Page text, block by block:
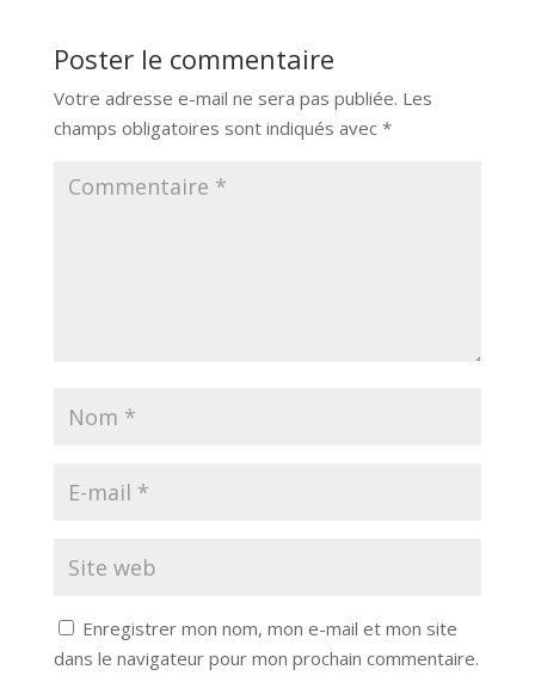
Poster le commentaire
Votre adresse e-mail ne sera pas publiée. Les
champs obligatoires sont indiqués avec *
Enregistrer mon nom, mon e-mail et mon site
dans le navigateur pour mon prochain commentaire.